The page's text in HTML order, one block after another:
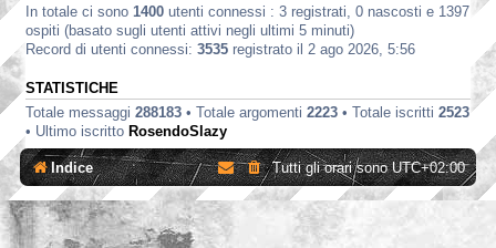
In totale ci sono 1400 utenti connessi : 3 registrati, 0 nascosti e 1397
ospiti (basato sugli utenti attivi negli ultimi 5 minuti)
Record di utenti connessi: 3535 registrato il 2 ago 2026, 5:56
STATISTICHE
Totale messaggi 288183 • Totale argomenti 2223 • Totale iscritti 2523
• Ultimo iscritto RosendoSlazy
Indice Tutti gli orari sonoUTC+02:00